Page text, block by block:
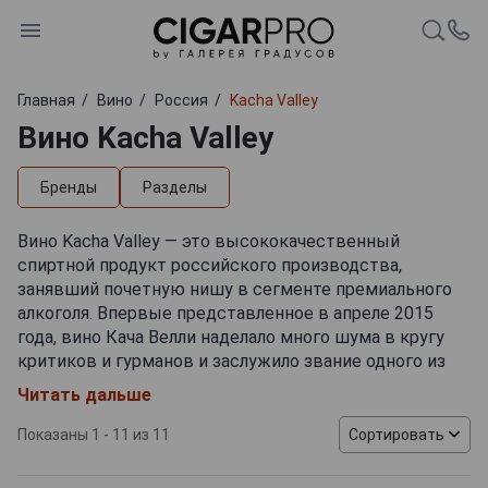
Главная Вино Россия Kacha Valley
Вино Kacha Valley
Бренды Разделы
Вино Kacha Valley — это высококачественный
спиртной продукт российского производства,
занявший почетную нишу в сегменте премиального
алкоголя. Впервые представленное в апреле 2015
года, вино Кача Велли наделало много шума в кругу
критиков и гурманов и заслужило звание одного из
лучших продуктов отечественного винного рынка.
Авторами линейки вин Kacha Valley являются
талантливые виноделы молодой крымской компании
Сатера, которая была основа в 2001 году Игорем
Читать дальше
Показаны 1 - 11 из 11 Сортировать